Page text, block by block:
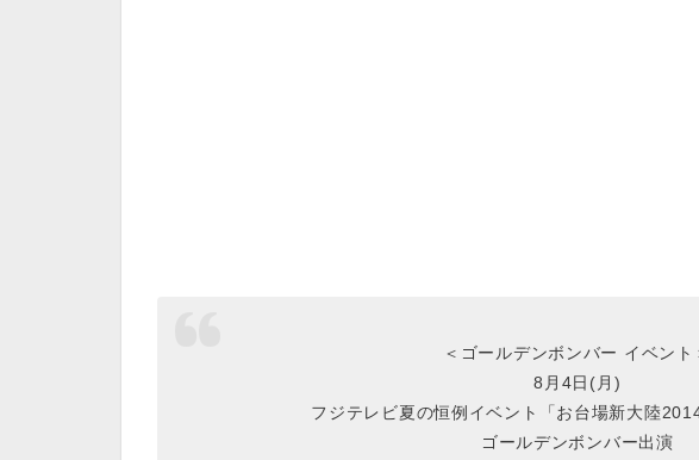
＜ゴールデンボンバー イベント
8月4日(月)
フジテレビ夏の恒例イベント「お台場新大陸
ゴールデンボンバー出演